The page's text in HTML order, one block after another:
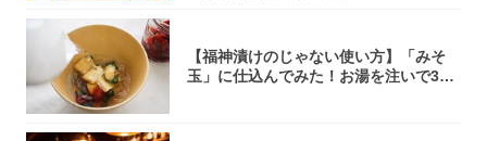
【福神漬けのじゃない使い方】「みそ
玉」に仕込んでみた！お湯を注いで30